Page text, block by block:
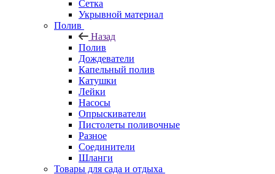
Сетка
Укрывной материал
Полив
Назад
Полив
Дождеватели
Капельный полив
Катушки
Лейки
Насосы
Опрыскиватели
Пистолеты поливочные
Разное
Соединители
Шланги
Товары для сада и отдыха